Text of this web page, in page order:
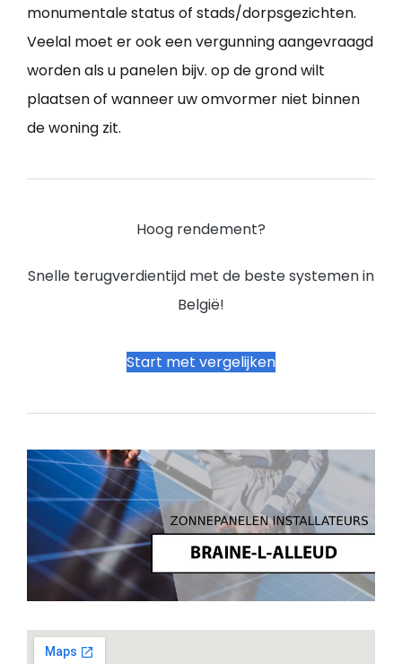
monumentale status of stads/dorpsgezichten.
Veelal moet er ook een vergunning aangevraagd
worden als u panelen bijv. op de grond wilt
plaatsen of wanneer uw omvormer niet binnen
de woning zit.
Hoog rendement?
Snelle terugverdientijd met de beste systemen in
België!
Start met vergelijken